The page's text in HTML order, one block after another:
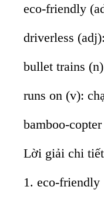
eco-friendly
driverless
bullet trains
runs on (v):
bamboo-
Lời giải chi
1. eco-friendly